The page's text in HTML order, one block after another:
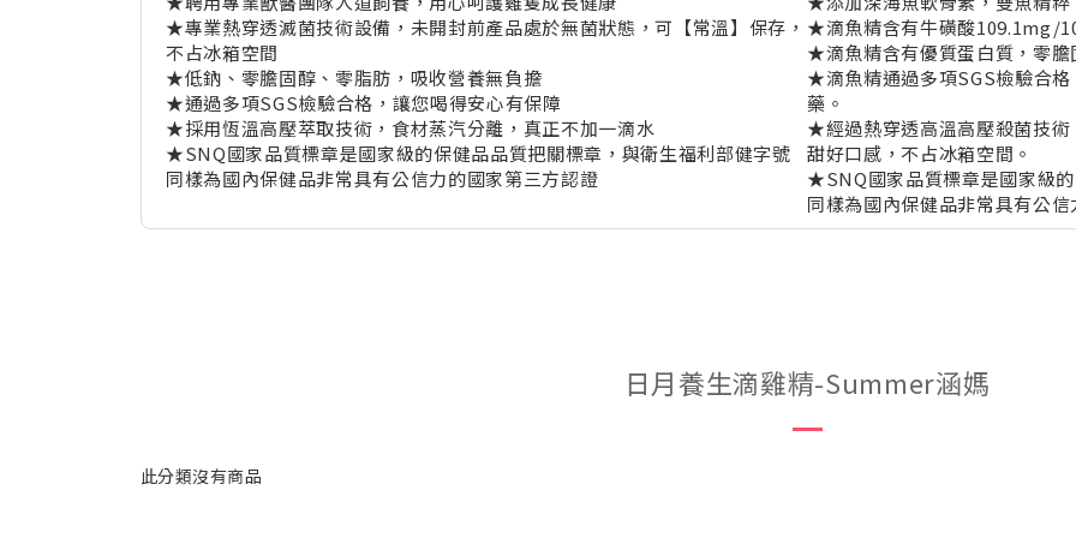
★專業熱穿透滅菌技術設備，未開封前產品處於無菌狀態，可【常溫】保存，
不占冰箱空間
★低鈉、零膽固醇、零脂肪，吸收營養無負擔
★通過多項SGS檢驗合格，讓您喝得安心有保障
★採用恆溫高壓萃取技術，食材蒸汽分離，真正不加一滴水
★SNQ國家品質標章是國家級的保健品品質把關標章，與衛生福利部健字號
同樣為國內保健品非常具有公信力的國家第三方認證
★滴魚精含有牛磺酸109.1mg/
★滴魚精含有優質蛋白質，零
★滴魚精通過多項SGS檢驗合
藥。
★經過熱穿透高溫高壓殺菌技
甜好口感，不占冰箱空間。
★SNQ國家品質標章是國家級
同樣為國內保健品非常具有公
日月養生滴雞精-Summer涵媽
此分類沒有商品